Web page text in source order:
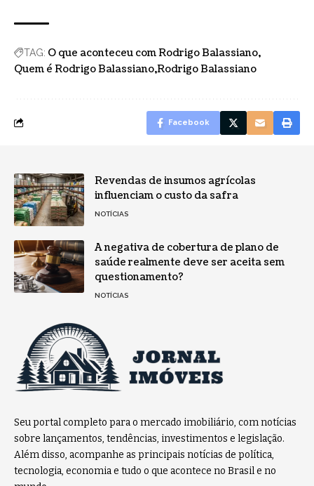
TAG: O que aconteceu com Rodrigo Balassiano
Quem é Rodrigo Balassiano Rodrigo Balassiano
Facebook
Revendas de insumos agrícolas
influenciam o custo da safra
NOTÍCIAS
A negativa de cobertura de plano de
saúde realmente deve ser aceita sem
questionamento?
NOTÍCIAS
Seu portal completo para o mercado imobiliário, com notícias
sobre lançamentos, tendências, investimentos e legislação.
Além disso, acompanhe as principais notícias de política,
tecnologia, economia e tudo o que acontece no Brasil e no